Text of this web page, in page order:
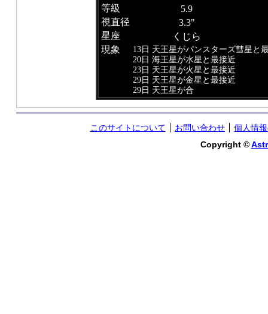
等級
5.9
視直径
3.3"
星座
くじら
現象
13日 天王星がパンスターズ彗星と
20日 海王星が水星と最接近
23日 天王星が火星と最接近
29日 天王星が金星と最接近
29日 天王星が合
このサイトについて お問い合わせ
個人情
Copyright ©